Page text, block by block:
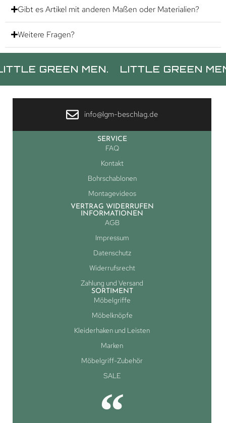
Gibt es Artikel mit anderen Maßen oder Materialien?
Weitere Fragen?
MEN. LITTLE GREEN MEN.
info@lgm-beschlag.de
SERVICE
FAQ
Kontakt
Bohrschablonen
Montagevideos
VERTRAG WIDERRUFEN
INFORMATIONEN
AGB
Impressum
Datenschutz
Widerrufsrecht
Zahlung und Versand
SORTIMENT
Möbelgriffe
Möbelknöpfe
Kleiderhaken und Leisten
Marken
Möbelgriff-Zubehör
SALE